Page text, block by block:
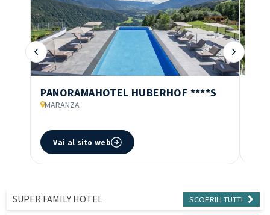
PANORAMAHOTEL HUBERHOF ****S
MARANZA
Vai al sito web
SUPER FAMILY HOTEL SCOPRILITUTTI